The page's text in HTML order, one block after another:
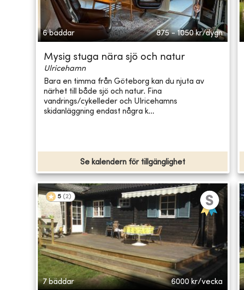
6 bäddar 875 - 1050 kr/dygn
Mysig stuga nära sjö och natur
Ulricehamn
Bara en timma från Göteborg kan du njuta av
närhet till både sjö och natur. Fina
vandrings/cykelleder och Ulricehamns
skidanläggning endast några k...
Se kalendern för tillgänglighet
5 (2)
7 bäddar 6000 kr/vecka